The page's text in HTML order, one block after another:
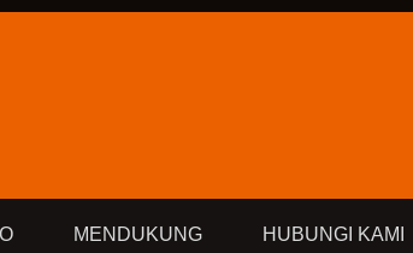
MENDUKUNG HUBUNGI KAMI